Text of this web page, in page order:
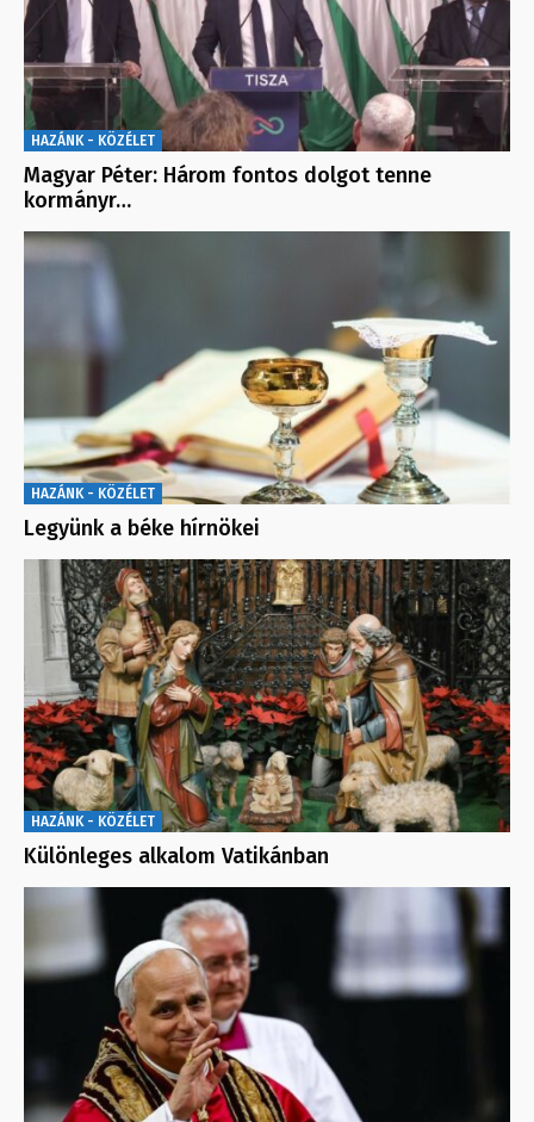
HAZÁNK - KÖZÉLET
Magyar Péter: Három fontos dolgot tenne
kormányr…
HAZÁNK - KÖZÉLET
Legyünk a béke hírnökei
HAZÁNK - KÖZÉLET
Különleges alkalom Vatikánban